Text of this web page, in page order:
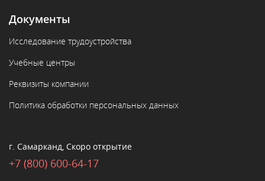
Документы
Исследование трудоустройства
Учебные центры
Реквизиты компании
Политика обработки персональных данных
г. Самарканд, Скоро открытие
+7 (800) 600-64-17